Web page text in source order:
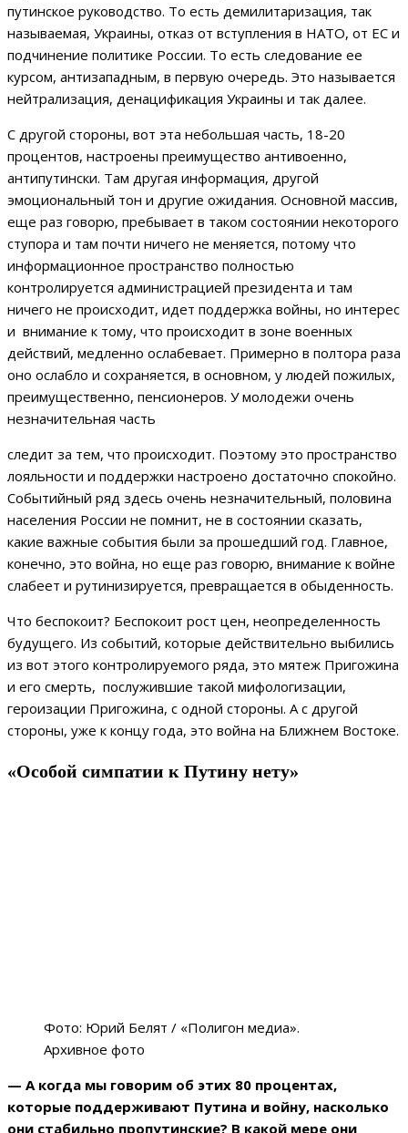
путинское руководство. То есть демилитаризация, так
называемая, Украины, отказ от вступления в НАТО, от ЕС и
подчинение политике России. То есть следование ее
курсом, антизападным, в первую очередь. Это называется
нейтрализация, денацификация Украины и так далее.
С другой стороны, вот эта небольшая часть, 18-20
процентов, настроены преимущество антивоенно,
антипутински. Там другая информация, другой
эмоциональный тон и другие ожидания. Основной массив,
еще раз говорю, пребывает в таком состоянии некоторого
ступора и там почти ничего не меняется, потому что
информационное пространство полностью
контролируется администрацией президента и там
ничего не происходит, идет поддержка войны, но интерес
и внимание к тому, что происходит в зоне военных
действий, медленно ослабевает. Примерно в полтора раза
оно ослабло и сохраняется, в основном, у людей пожилых,
преимущественно, пенсионеров. У молодежи очень
незначительная часть
следит за тем, что происходит. Поэтому это пространство
лояльности и поддержки настроено достаточно спокойно.
Событийный ряд здесь очень незначительный, половина
населения России не помнит, не в состоянии сказать,
какие важные события были за прошедший год. Главное,
конечно, это война, но еще раз говорю, внимание к войне
слабеет и рутинизируется, превращается в обыденность.
Что беспокоит? Беспокоит рост цен, неопределенность
будущего. Из событий, которые действительно выбились
из вот этого контролируемого ряда, это мятеж Пригожина
и его смерть, послужившие такой мифологизации,
героизации Пригожина, с одной стороны. А с другой
стороны, уже к концу года, это война на Ближнем Востоке.
«Особой симпатии к Путину нету»
Фото: Юрий Белят / «Полигон медиа».
Архивное фото
— А когда мы говорим об этих 80 процентах,
которые поддерживают Путина и войну, насколько
они стабильно пропутинские? В какой мере они